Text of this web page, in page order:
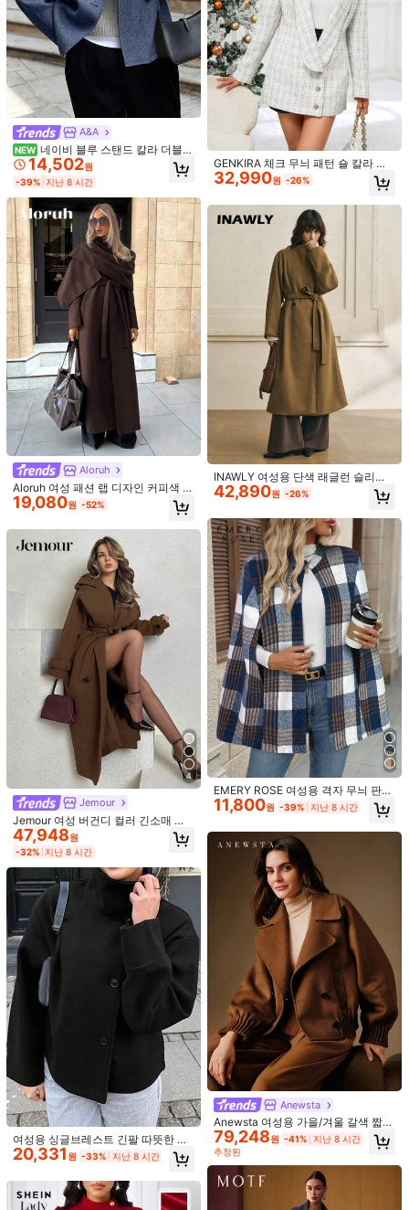
7,089원 절약
#사교계 스타일
Dazy Designer 반소매 트위드 재킷
격자 무늬
#1 TOP 3위 에서 우아한 여성 아우터웨어
90+ 판매됨
14,301원 -33% 지난 8 시간
블로거 신상 가을 여성용 폴카 도트 프
린트 드로스트링 드롭 숄더 루즈핏 재
킷 화이트, 캐주얼 데일리
#7 TOP 3위
17,661원 지난 8 시간
#트위드에서 영감을 받은
빈티지 스타일 솔리드 컬러 더블 브레
스트 하이 칼라 여성 재킷, 가을/겨울
봄 출퇴근 여성 코트
#작업복 기본 아이템
EMERY ROSE 여성 캐주얼 스탠드 칼
라 긴팔 코트, 가을
15,890 -26%
SHEIN Unity 캐주얼 롱 울 카라 재킷
36,214원 -34% 지난 8 시간
#트위드에서 영감을 받은
Aveloria Modichic 빈티지 스타일 골
드 버튼 브이넥 긴팔 여성 재킷, 가을/
20,961원 -33% 추정된
A&A
NEW 네이비 블루 스탠드 칼라 더블
브레스트 울 블렌드 긴팔 재킷, 가을/
겨울 캐주얼 아우터웨어
14,502원
-39% 지난 8 시간
Aloruh
Aloruh 여성 패션 랩 디자인 커피색 코
트 숄 + 가을/겨울 재킷
19,080원 -52%
4
Jemour
Jemour 여성 버건디 컬러 긴소매 심
플 앞 버튼 롱라인 재킷, 일상적인 캐
주얼 착용 빈티지 버건디 긴 울 코트,
겨울에 따뜻하고 두꺼운 속빈 의상 추
수감사절 여성 의상 할로윈 여성 의상
겨울 긴 여성 코트 크리스마스 여성 의
류 트렌치 여성 코트 가을 여성 의상
47,948원
-32% 지난 8 시간
여성용 싱글브레스트 긴팔 따뜻한 패
션 오버코트, 솔리드 컬러 니트 원단,
버튼 클로저 블랙 가을
20,331 원 -33% 지난 8 시간
GENKIRA 체크 무늬 패턴 숄 칼라 싱
글 브레스티드 모직물 외투
32,990원 -26%
INAWLY 여성용 단색 래글런 슬리브
롱 캐주얼 울 블렌드 코트, 가을/겨울
42,890원 -26%
EMERY ROSE 여성용 격자 무늬 판초
슬리브 우아한 루즈 울 코트, 가을/겨
11,800원 -39% 지난 8 시간
Anewsta
Anewsta 여성용 가을/겨울 갈색 짧은
핏 우아한 헴 & 커프 스트라이프 더블
브레스트 라펠 양면 울 코트
79,248원 -41%
지난 8 시간
추정된